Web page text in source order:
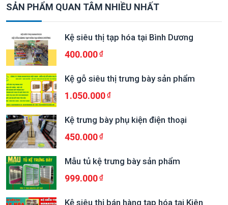
SẢN PHẨM QUAN TÂM NHIỀU NHẤT
Kệ siêu thị tạp hóa tại Bình Dương
400.000
Kệ gỗ siêu thị trưng bày sản phẩm
1.050.000
Kệ trưng bày phụ kiện điện thoại
450.000
Mẫu tủ kệ trưng bày sản phẩm
999.000
Kệ siêu thị bán hàng tạp hóa tại Kiên